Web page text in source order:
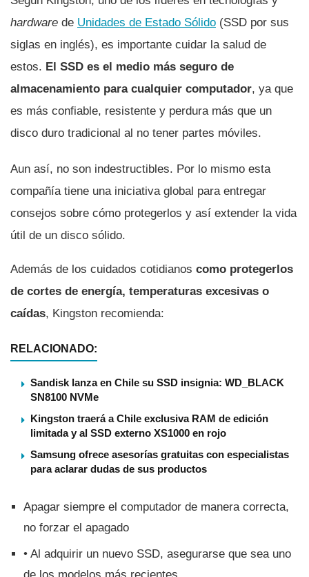
hardware de Unidades de Estado Sólido (SSD por sus
siglas en inglés), es importante cuidar la salud de
estos. El SSD es el medio más seguro de
almacenamiento para cualquier computador, ya que
es más confiable, resistente y perdura más que un
disco duro tradicional al no tener partes móviles.
Aun así, no son indestructibles. Por lo mismo esta
compañía tiene una iniciativa global para entregar
consejos sobre cómo protegerlos y así extender la vida
útil de un disco sólido.
Además de los cuidados cotidianos como protegerlos
de cortes de energía, temperaturas excesivas o
caídas, Kingston recomienda:
RELACIONADO:
Sandisk lanza en Chile su SSD insignia: WD_BLACK
SN8100 NVMe
Kingston traerá a Chile exclusiva RAM de edición
limitada y al SSD externo XS1000 en rojo
Samsung ofrece asesorías gratuitas con especialistas
para aclarar dudas de sus productos
Apagar siempre el computador de manera correcta,
no forzar el apagado
• Al adquirir un nuevo SSD, asegurarse que sea uno